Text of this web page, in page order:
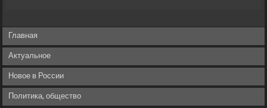
Главная
Актуальное
Новое в России
Политика, общество